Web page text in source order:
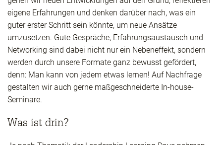
eigene Erfahrungen und denken darüber nach, was ein
guter erster Schritt sein könnte, um neue Ansätze
umzusetzen. Gute Gespräche, Erfahrungsaustausch und
Networking sind dabei nicht nur ein Nebeneffekt, sondern
werden durch unsere Formate ganz bewusst gefördert,
denn: Man kann von jedem etwas lernen! Auf Nachfrage
gestalten wir auch gerne maßgeschneiderte In-house-
Seminare.
Was ist drin?